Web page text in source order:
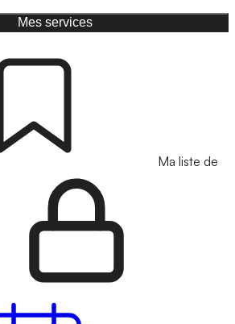
Mes services
Ma liste de